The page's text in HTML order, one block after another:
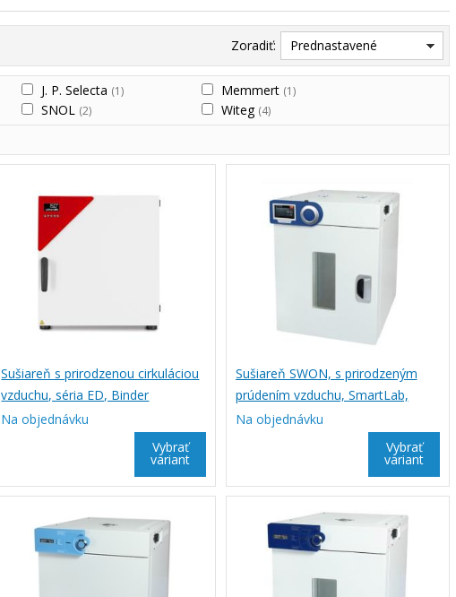
Zoradiť: Prednastavené
J. P. Selecta (1) Memmert (1)
SNOL (2) Witeg (4)
Sušiareň s prirodzenou cirkuláciou
vzduchu, séria ED, Binder
Na objednávku
Vybrať
variant
Sušiareň SWON, s prirodzeným
prúdením vzduchu, SmartLab,
Witeg
Na objednávku
Vybrať
variant